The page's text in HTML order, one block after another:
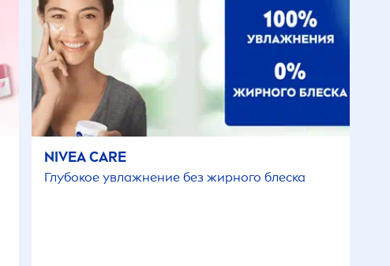
NIVEACARE
Глубокое увлажнение без жирного блеска